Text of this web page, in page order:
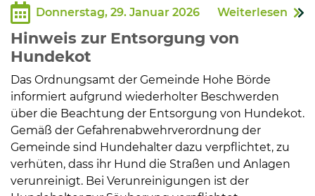
Donnerstag, 29. Januar 2026 Weiterlesen
Hinweis zur Entsorgung von
Hundekot
Das Ordnungsamt der Gemeinde Hohe Börde
informiert aufgrund wiederholter Beschwerden
über die Beachtung der Entsorgung von Hundekot.
Gemäß der Gefahrenabwehrverordnung der
Gemeinde sind Hundehalter dazu verpflichtet, zu
verhüten, dass ihr Hund die Straßen und Anlagen
verunreinigt. Bei Verunreinigungen ist der